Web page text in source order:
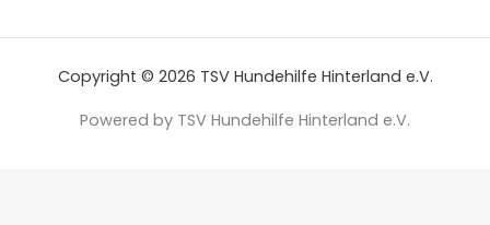
Copyright © 2026 TSV Hundehilfe Hinterland e.V.
Powered by TSV Hundehilfe Hinterland e.V.